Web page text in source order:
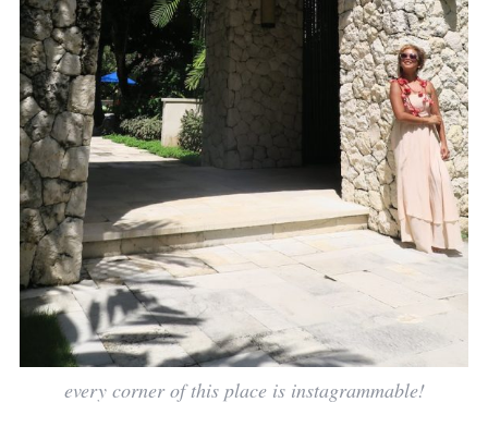
every corner of this place is instagrammable!